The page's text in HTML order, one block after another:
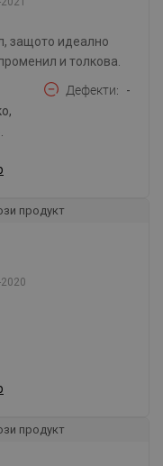
защото идеално
и толкова.
Дефекти -
продукт
продукт